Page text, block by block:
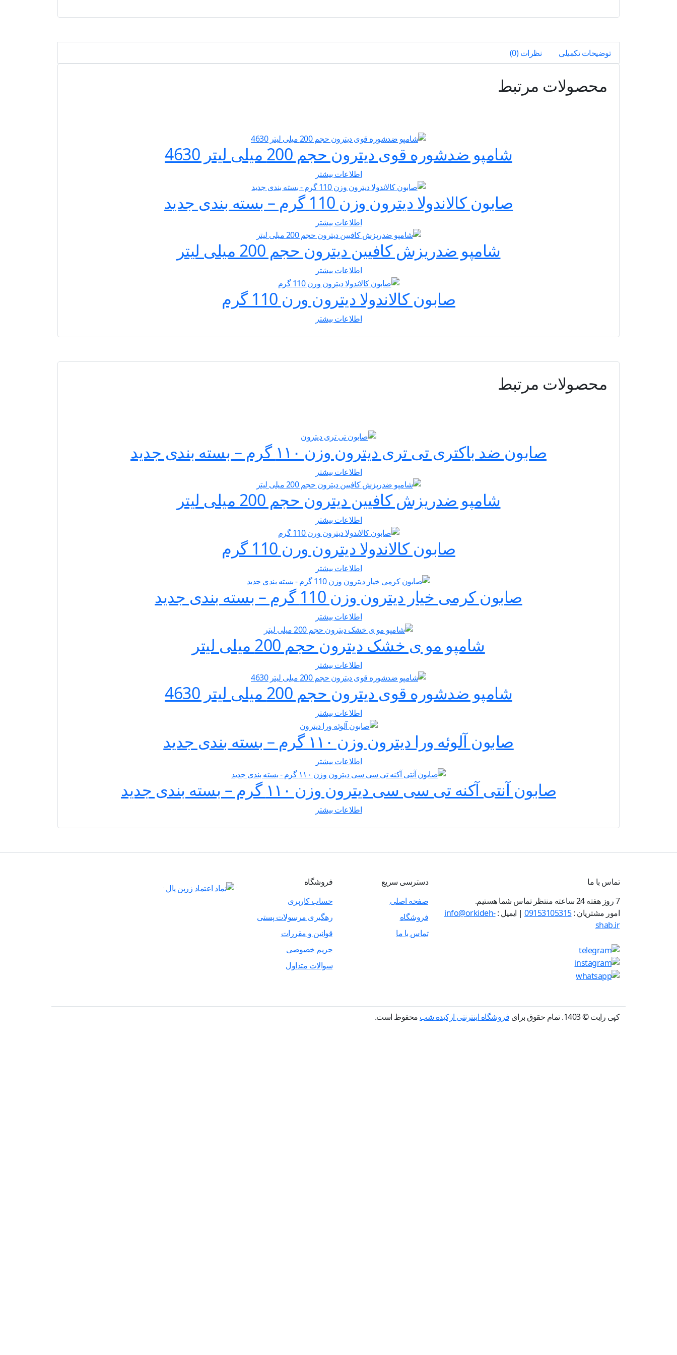
توضیحات تکمیلی نظرات (0)
محصولات مرتبط
شامپو ضدشوره قوی دیترون حجم 200 میلی لیتر 4630
اطلاعات بیشتر
صابون کالاندولا دیترون وزن 110 گرم – بسته بندی جدید
اطلاعات بیشتر
شامپو ضدریزش کافیین دیترون حجم 200 میلی لیتر
اطلاعات بیشتر
صابون کالاندولا دیترون ورن 110 گرم
اطلاعات بیشتر
محصولات مرتبط
صابون ضد باکتری تی تری دیترون وزن ۱۱۰ گرم – بسته بندی جدید
اطلاعات بیشتر
شامپو ضدریزش کافیین دیترون حجم 200 میلی لیتر
اطلاعات بیشتر
صابون کالاندولا دیترون ورن 110 گرم
اطلاعات بیشتر
صابون کرمی خیار دیترون وزن 110 گرم – بسته بندی جدید
اطلاعات بیشتر
شامپو مو ی خشک دیترون حجم 200 میلی لیتر
اطلاعات بیشتر
شامپو ضدشوره قوی دیترون حجم 200 میلی لیتر 4630
اطلاعات بیشتر
صابون آلوئه ورا دیترون وزن ۱۱۰ گرم – بسته بندی جدید
اطلاعات بیشتر
صابون آنتی آکنه تی سی سی دیترون وزن ۱۱۰ گرم – بسته بندی جدید
اطلاعات بیشتر
تماس با ما
7 روز هفته 24 ساعته منتظر تماس شما هستیم.
امور مشتریان :09153105315 | ایمیل :info@orkideh-
shab.ir
دسترسی سریع
صفحه اصلی
فروشگاه
تماس با ما
فروشگاه
حساب کاربری
رهگیری مرسولات پستی
قوانین و مقررات
حریم خصوصی
سوالات متداول
کپی رایت © 1403. تمام حقوق برای فروشگاه اینترنتی ارکیده شب محفوظ است.